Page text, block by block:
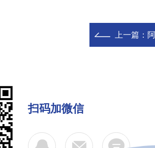
上一篇：
扫码加微信